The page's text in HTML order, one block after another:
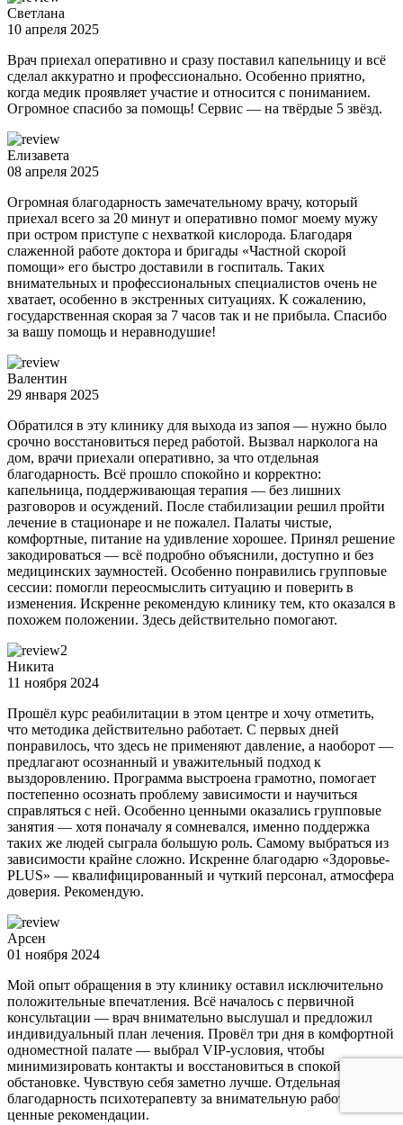
Светлана
10 апреля 2025
Врач приехал оперативно и сразу поставил капельницу и всё
сделал аккуратно и профессионально. Особенно приятно,
когда медик проявляет участие и относится с пониманием.
Огромное спасибо за помощь! Сервис — на твёрдые 5 звёзд.
Елизавета
08 апреля 2025
Огромная благодарность замечательному врачу, который
приехал всего за 20 минут и оперативно помог моему мужу
при остром приступе с нехваткой кислорода. Благодаря
слаженной работе доктора и бригады «Частной скорой
помощи» его быстро доставили в госпиталь. Таких
внимательных и профессиональных специалистов очень не
хватает, особенно в экстренных ситуациях. К сожалению,
государственная скорая за 7 часов так и не прибыла. Спасибо
за вашу помощь и неравнодушие!
Валентин
29 января 2025
Обратился в эту клинику для выхода из запоя — нужно было
срочно восстановиться перед работой. Вызвал нарколога на
дом, врачи приехали оперативно, за что отдельная
благодарность. Всё прошло спокойно и корректно:
капельница, поддерживающая терапия — без лишних
разговоров и осуждений. После стабилизации решил пройти
лечение в стационаре и не пожалел. Палаты чистые,
комфортные, питание на удивление хорошее. Принял решение
закодироваться — всё подробно объяснили, доступно и без
медицинских заумностей. Особенно понравились групповые
сессии: помогли переосмыслить ситуацию и поверить в
изменения. Искренне рекомендую клинику тем, кто оказался в
похожем положении. Здесь действительно помогают.
Никита
11 ноября 2024
Прошёл курс реабилитации в этом центре и хочу отметить,
что методика действительно работает. С первых дней
понравилось, что здесь не применяют давление, а наоборот —
предлагают осознанный и уважительный подход к
выздоровлению. Программа выстроена грамотно, помогает
постепенно осознать проблему зависимости и научиться
справляться с ней. Особенно ценными оказались групповые
занятия — хотя поначалу я сомневался, именно поддержка
таких же людей сыграла большую роль. Самому выбраться из
зависимости крайне сложно. Искренне благодарю «Здоровье-
PLUS» — квалифицированный и чуткий персонал, атмосфера
доверия. Рекомендую.
Арсен
01 ноября 2024
Мой опыт обращения в эту клинику оставил исключительно
положительные впечатления. Всё началось с первичной
консультации — врач внимательно выслушал и предложил
индивидуальный план лечения. Провёл три дня в комфортной
одноместной палате — выбрал VIP-условия, чтобы
минимизировать контакты и восстановиться в спокойной
обстановке. Чувствую себя заметно лучше. Отдельная
благодарность психотерапевту за внимательную работу и
ценные рекомендации.